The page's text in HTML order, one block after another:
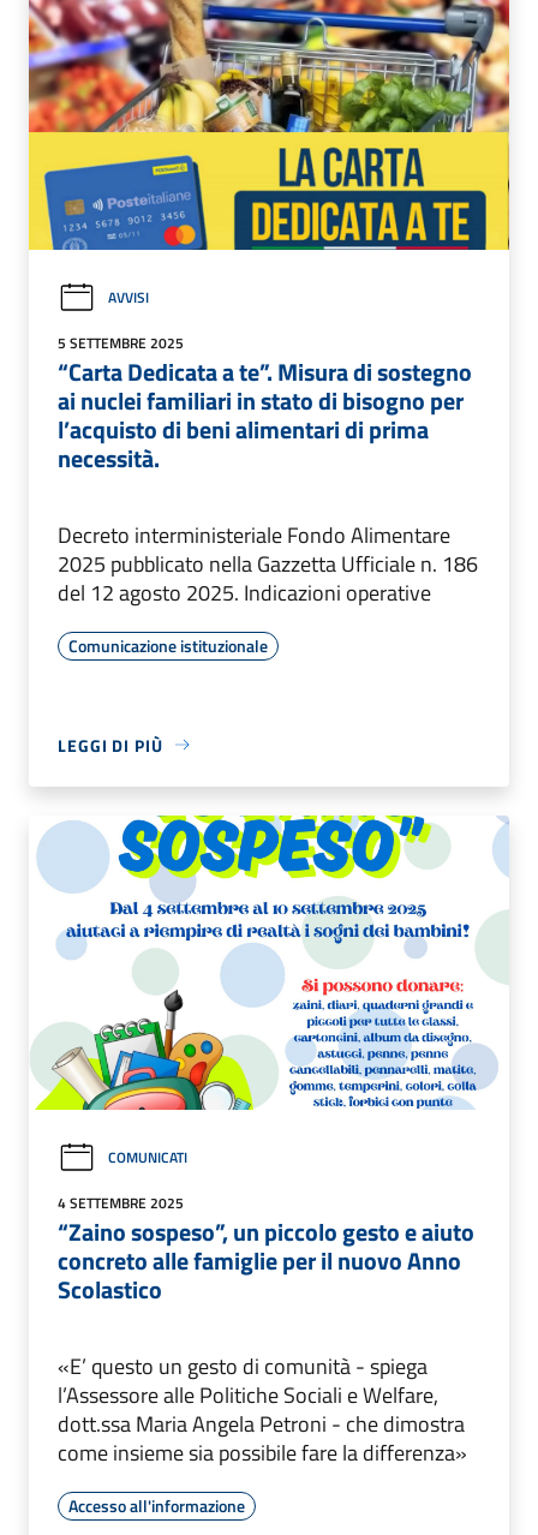
AVVISI
5 SETTEMBRE 2025
“Carta Dedicata a te”. Misura di sostegno
ai nuclei familiari in stato di bisogno per
l’acquisto di beni alimentari di prima
necessità.
Decreto interministeriale Fondo Alimentare
2025 pubblicato nella Gazzetta Ufficiale n. 186
del 12 agosto 2025. Indicazioni operative
Comunicazione istituzionale
LEGGI DI PIÙ
COMUNICATI
4 SETTEMBRE 2025
“Zaino sospeso”, un piccolo gesto e aiuto
concreto alle famiglie per il nuovo Anno
Scolastico
«E’ questo un gesto di comunità - spiega
l’Assessore alle Politiche Sociali e Welfare,
dott.ssa Maria Angela Petroni - che dimostra
come insieme sia possibile fare la differenza»
Accesso all'informazione